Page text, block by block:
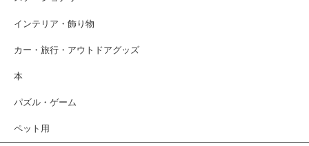
インテリア・飾り物
カー・旅行・アウトドアグッズ
本
パズル・ゲーム
ペット用